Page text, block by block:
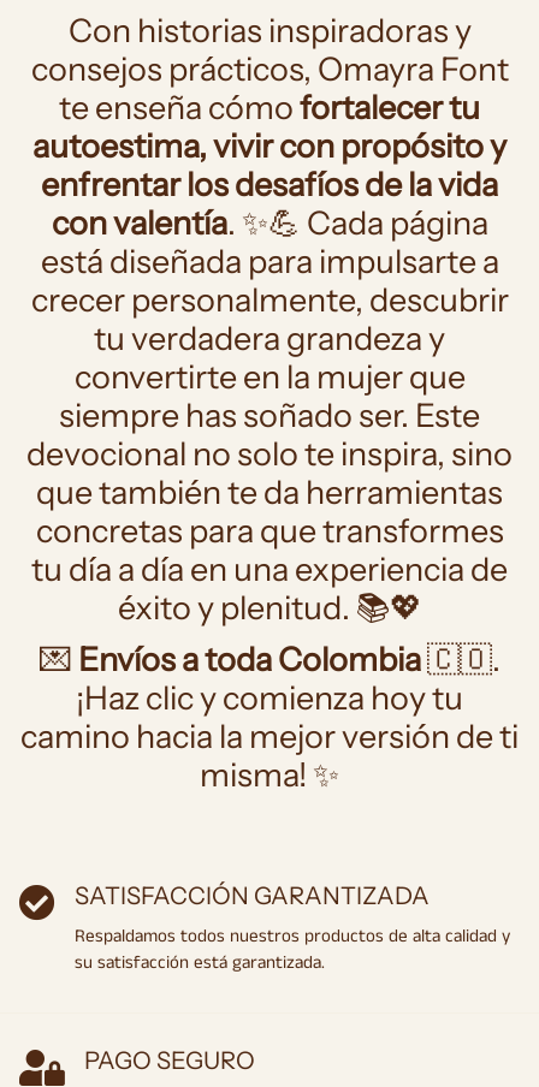
Con historias inspiradoras y
consejos prácticos, Omayra Font
te enseña cómofortalecer tu
autoestima, vivir con propósito y
enfrentar los desafíos de la vida
con valentía. ✨💪 Cada página
está diseñada para impulsarte a
crecer personalmente, descubrir
tu verdadera grandeza y
convertirte en la mujer que
siempre has soñado ser. Este
devocional no solo te inspira, sino
que también te da herramientas
concretas para que transformes
tu día a día en una experiencia de
éxito y plenitud. 📚💖
💌 Envíos a toda Colombia🇨🇴.
¡Haz clic y comienza hoy tu
camino hacia la mejor versión de ti
misma! ✨
SATISFACCIÓN GARANTIZADA
Respaldamos todos nuestros productos de alta calidad y
su satisfacción está garantizada.
PAGO SEGURO